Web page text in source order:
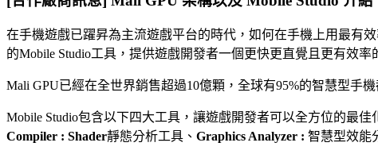
在⼿機遊戲已躍昇為主流遊戲平台的時代，如何在⼿機上⽤最有
的Mobile Studio⼯具，提供遊戲開發者⼀個更快更直覺且更有效
Mali GPU已經在全世界銷售超過10億顆，全球有95%的智慧型⼿
Mobile Studio包含以下四⼤⼯具，讓遊戲開發者可以全⽅位的最佳
Compiler : Shader靜態分析⼯具、 Graphics Analyzer : 智慧型效能